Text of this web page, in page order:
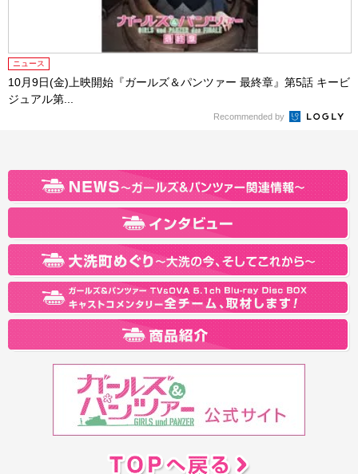
ニュース
10月9日(金)上映開始『ガールズ＆パンツァー 最終章』第5話 キービ
ジュアル第...
Recommended by